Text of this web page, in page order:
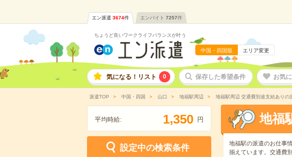
エン派遣 3674件 エンバイト 7257件
ちょうど良いワークライフバランスが叶う
中国・四国版 エリア変更
気になる！リスト 0 保存した希望条件 お気
派遣TOP 中国・四国 山口 地福駅周辺 地福駅周辺 交通費別途支給ありの
平均時給: 1,350 円
設定中の検索条件
地福
地福駅の派遣のお仕事情
揃えています。交通費